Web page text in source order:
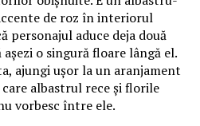
de roz în interiorul
personajul aduce deja două
o singură floare lângă el.
ajungi ușor la un aranjament
albastrul rece și florile
vorbesc între ele.